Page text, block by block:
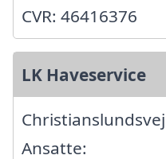
CVR: 46416376
LK Haveservice
Ansatte: